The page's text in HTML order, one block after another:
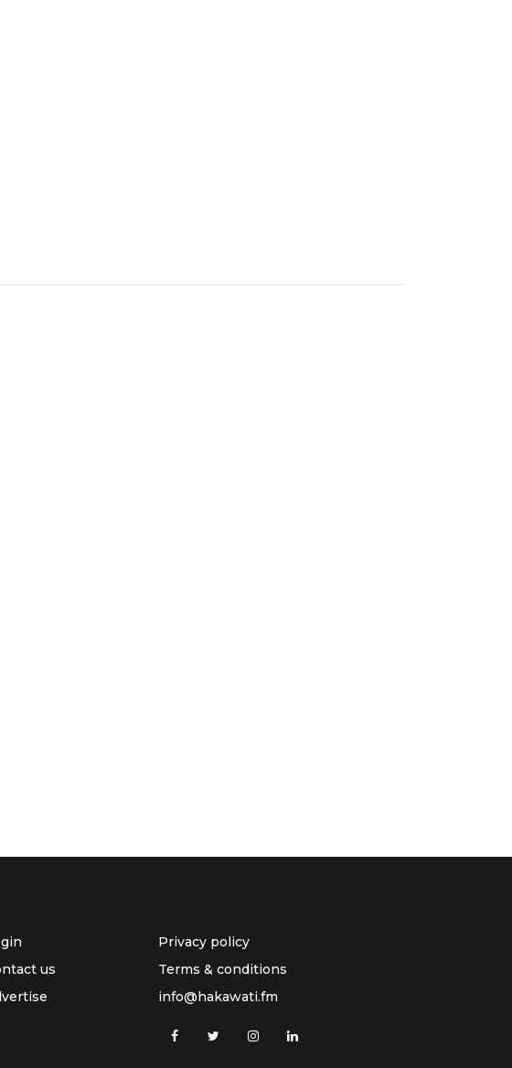
us
Privacy policy
Terms & conditions
info@hakawati.fm